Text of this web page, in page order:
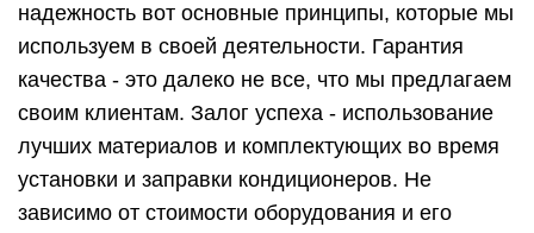
надежность вот основные принципы, которые мы
используем в своей деятельности. Гарантия
качества - это далеко не все, что мы предлагаем
своим клиентам. Залог успеха - использование
лучших материалов и комплектующих во время
установки и заправки кондиционеров. Не
зависимо от стоимости оборудования и его